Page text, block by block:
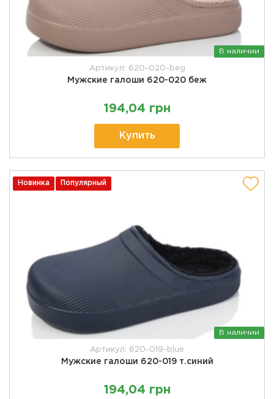
В наличии
Артикул: 620-020-beg
Мужские галоши 620-020 беж
194,04 грн
Купить
Новинка Популярный
В наличии
Артикул: 620-019-blue
Мужские галоши 620-019 т.синий
194,04 грн